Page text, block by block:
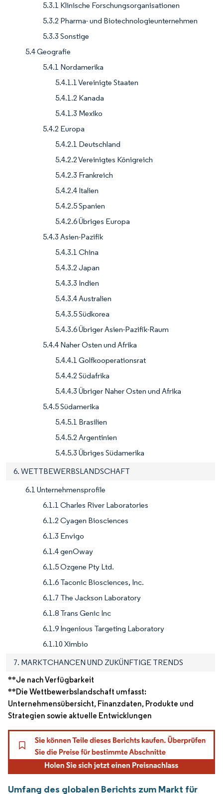
5.3.1 Klinische Forschungsorganisationen
5.3.2 Pharma- und Biotechnologieunternehmen
5.3.3 Sonstige
5.4 Geografie
5.4.1 Nordamerika
5.4.1.1 Vereinigte Staaten
5.4.1.2 Kanada
5.4.1.3 Mexiko
5.4.2 Europa
5.4.2.1 Deutschland
5.4.2.2 Vereinigtes Königreich
5.4.2.3 Frankreich
5.4.2.4 Italien
5.4.2.5 Spanien
5.4.2.6 Übriges Europa
5.4.3 Asien-Pazifik
5.4.3.1 China
5.4.3.2 Japan
5.4.3.3 Indien
5.4.3.4 Australien
5.4.3.5 Südkorea
5.4.3.6 Übriger Asien-Pazifik-Raum
5.4.4 Naher Osten und Afrika
5.4.4.1 Golfkooperationsrat
5.4.4.2 Südafrika
5.4.4.3 Übriger Naher Osten und Afrika
5.4.5 Südamerika
5.4.5.1 Brasilien
5.4.5.2 Argentinien
5.4.5.3 Übriges Südamerika
6. WETTBEWERBSLANDSCHAFT
6.1 Unternehmensprofile
6.1.1 Charles River Laboratories
6.1.2 Cyagen Biosciences
6.1.3 Envigo
6.1.4 genOway
6.1.5 Ozgene Pty Ltd.
6.1.6 Taconic Biosciences, Inc.
6.1.7 The Jackson Laboratory
6.1.8 Trans Genic Inc
6.1.9 Ingenious Targeting Laboratory
6.1.10 Ximbio
7. MARKTCHANCEN UND ZUKÜNFTIGE TRENDS
**Je nach Verfügbarkeit
**Die Wettbewerbslandschaft umfasst:
Unternehmensübersicht, Finanzdaten, Produkte und
Strategien sowie aktuelle Entwicklungen
Umfang des globalen Berichts zum Markt für